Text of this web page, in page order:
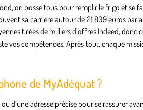
on bosse tous pour remplir le frigo et se
sa carrière autour de 21 809 euros par
tirées de milliers d’offres Indeed,
vos compétences. Après tout, chaque
de MyAdéquat ?
d’une adresse précise pour se rassurer